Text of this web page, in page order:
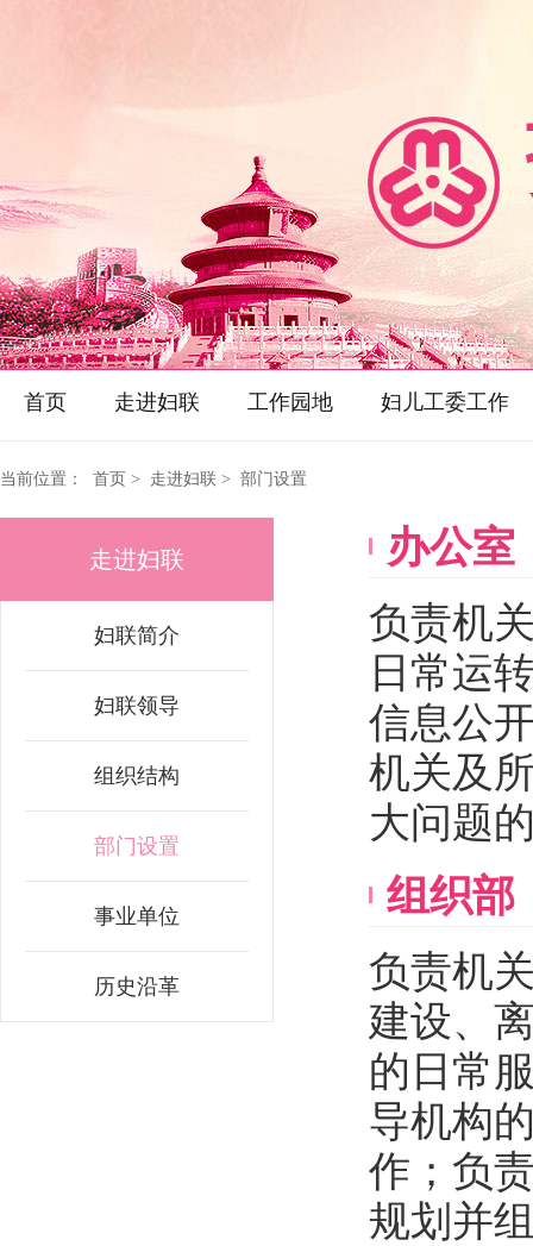
首页 走进妇联 工作园地 妇儿工委工作
当前位置： 首页 > 走进妇联 > 部门设置
走进妇联
妇联简介
妇联领导
组织结构
部门设置
事业单位
历史沿革
办公室
负责机
日常运
信息公
机关及
大问题
组织部
负责机
建设、
的日常
导机构
作；负
规划并